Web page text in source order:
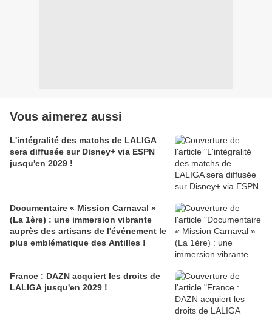
Vous aimerez aussi
L'intégralité des matchs de LALIGA
sera diffusée sur Disney+ via ESPN
jusqu'en 2029 !
Documentaire « Mission Carnaval »
(La 1ère) : une immersion vibrante
auprès des artisans de l'événement le
plus emblématique des Antilles !
France : DAZN acquiert les droits de
LALIGA jusqu'en 2029 !